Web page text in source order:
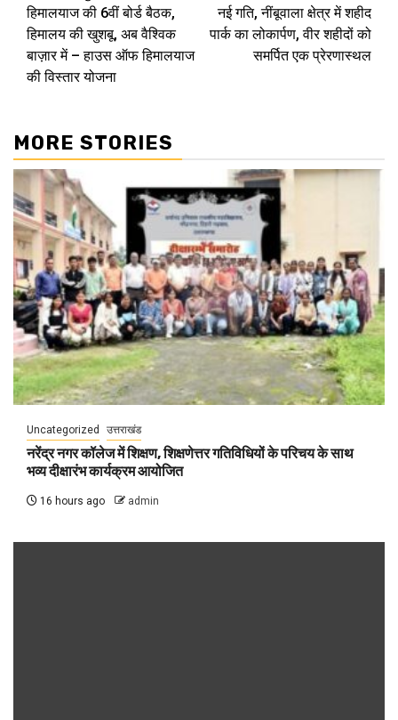
हिमालयाज की 6वीं बोर्ड बैठक,
हिमालय की खुशबू, अब वैश्विक
बाज़ार में – हाउस ऑफ हिमालयाज
की विस्तार योजना
नई गति, नींबूवाला क्षेत्र में शहीद
पार्क का लोकार्पण, वीर शहीदों को
समर्पित एक प्रेरणास्थल
MORE STORIES
Uncategorized उत्तराखंड
नरेंद्र नगर कॉलेज में शिक्षण, शिक्षणेत्तर गतिविधियों के परिचय के साथ
भव्य दीक्षारंभ कार्यक्रम आयोजित
16 hours ago admin